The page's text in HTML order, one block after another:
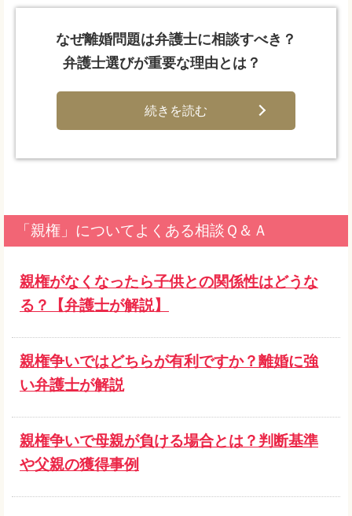
なぜ離婚問題は弁護士に相談すべき？
弁護士選びが重要な理由とは？
続きを読む
「親権」についてよくある相談Ｑ＆Ａ
親権がなくなったら子供との関係性はどうな
る？【弁護士が解説】
親権争いではどちらが有利ですか？離婚に強
い弁護士が解説
親権争いで母親が負ける場合とは？判断基準
や父親の獲得事例